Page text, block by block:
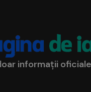
informații oficiale